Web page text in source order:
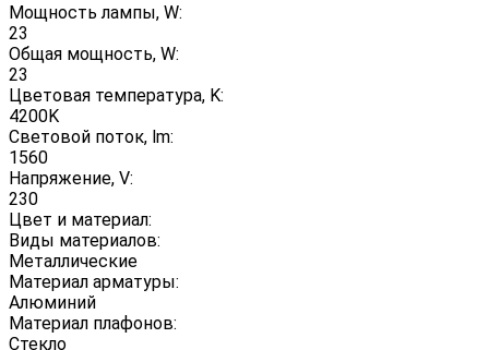
Мощность лампы, W:
23
Общая мощность, W:
23
Цветовая температура, K:
4200K
Световой поток, lm:
1560
Напряжение, V:
230
Цвет и материал:
Виды материалов:
Металлические
Материал арматуры:
Алюминий
Материал плафонов:
Стекло